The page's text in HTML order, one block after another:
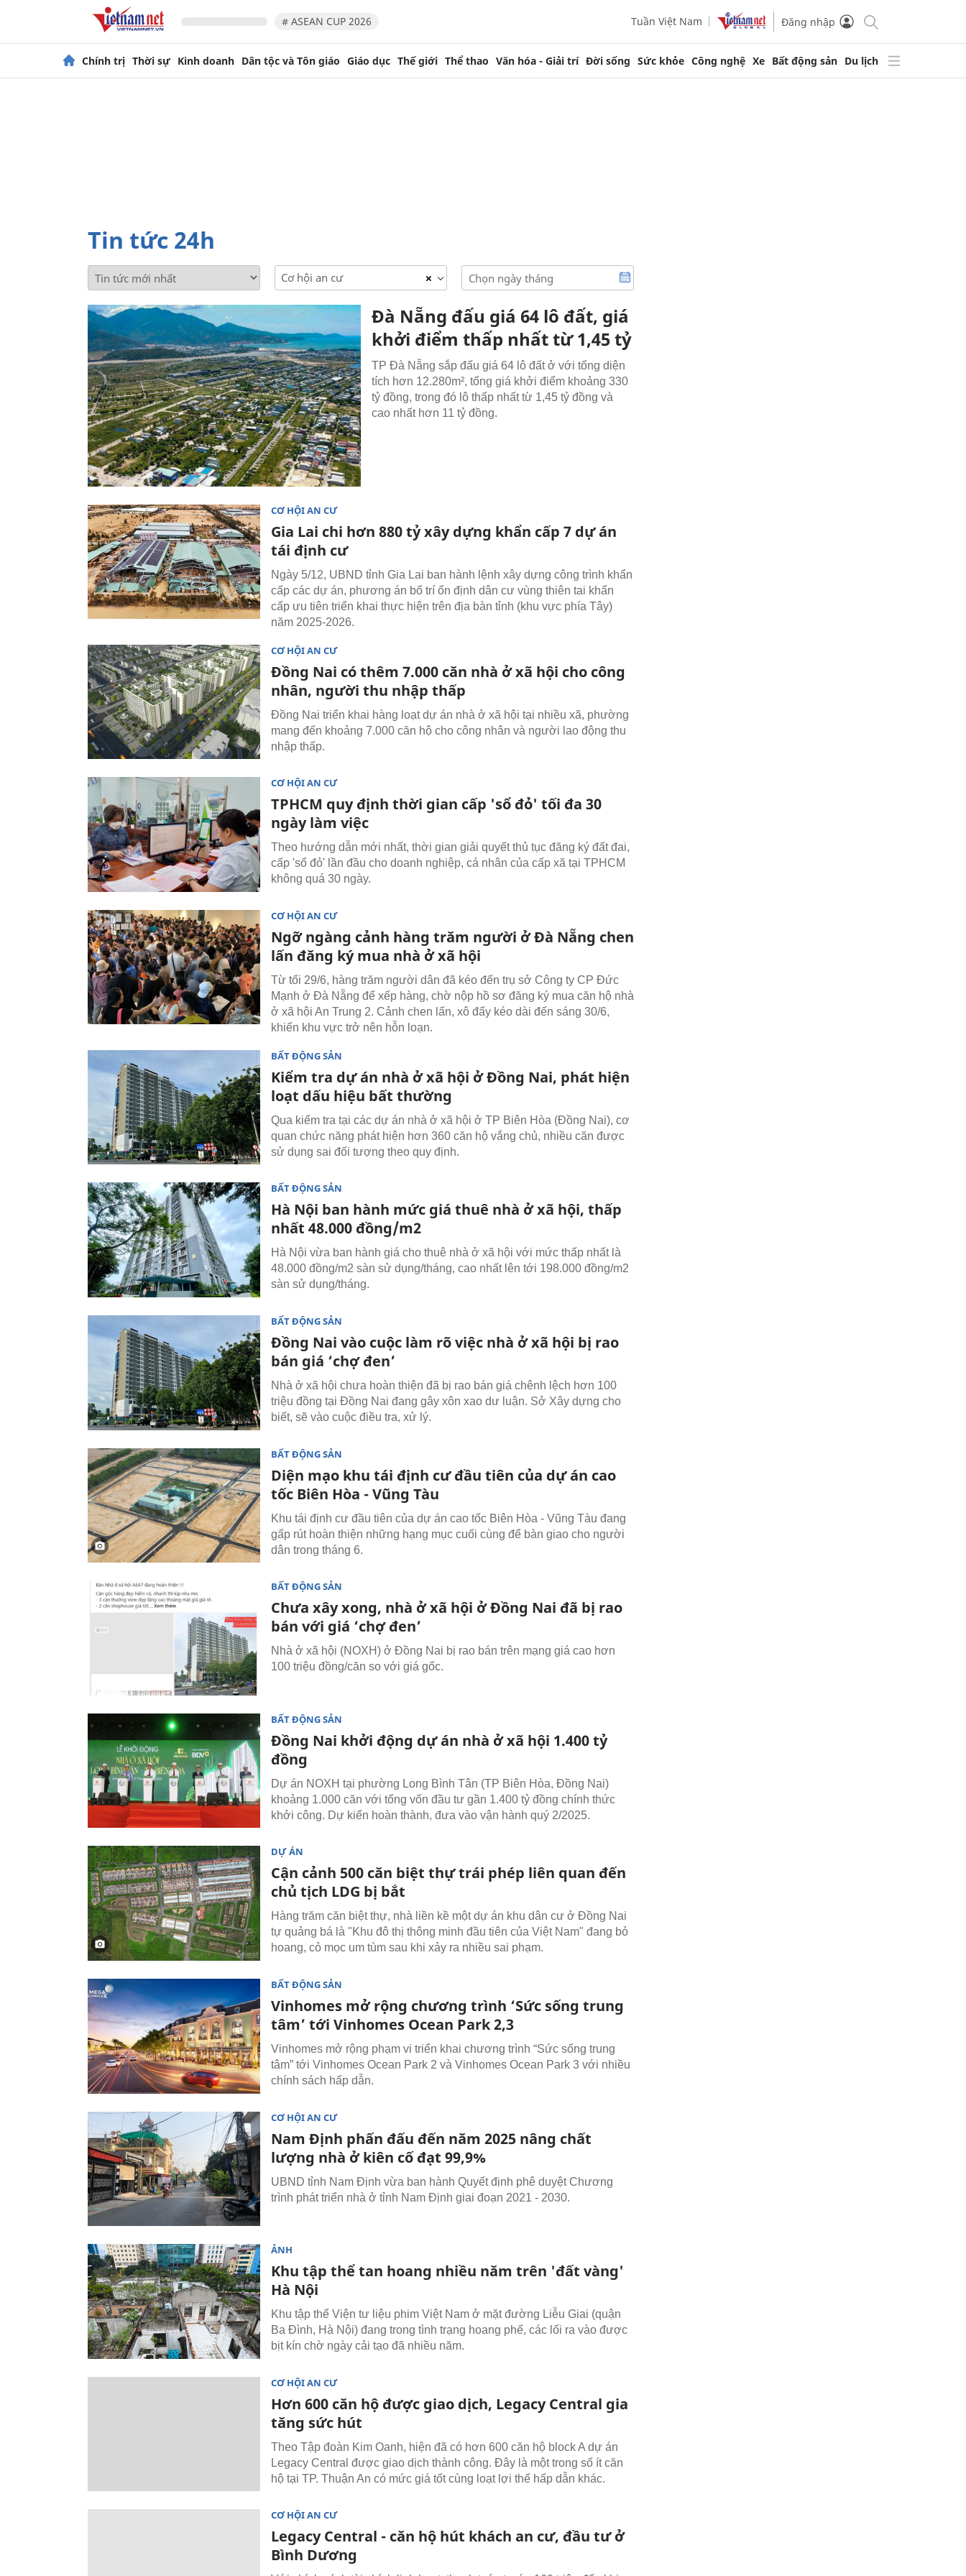
# ASEAN CUP 2026 Tuần Việt Nam Đăng nhập
Chính trị Thời sự Kinh doanh Dân tộc và Tôn giáo Giáo dục Thế giới Thể thao Văn hóa - Giải trí Đời sống Sức khỏe Công nghệ Xe Bất động sản Du lịch
Tin tức 24h
×
Cơ hội an cư
Đà Nẵng đấu giá 64 lô đất, giá
khởi điểm thấp nhất từ 1,45 tỷ
TP Đà Nẵng sắp đấu giá 64 lô đất ở với tổng diện
tích hơn 12.280m², tổng giá khởi điểm khoảng 330
tỷ đồng, trong đó lô thấp nhất từ 1,45 tỷ đồng và
cao nhất hơn 11 tỷ đồng.
CƠ HỘI AN CƯ
Gia Lai chi hơn 880 tỷ xây dựng khẩn cấp 7 dự án
tái định cư
Ngày 5/12, UBND tỉnh Gia Lai ban hành lệnh xây dựng công trình khẩn
cấp các dự án, phương án bố trí ổn định dân cư vùng thiên tai khẩn
cấp ưu tiên triển khai thực hiện trên địa bàn tỉnh (khu vực phía Tây)
năm 2025-2026.
CƠ HỘI AN CƯ
Đồng Nai có thêm 7.000 căn nhà ở xã hội cho công
nhân, người thu nhập thấp
Đồng Nai triển khai hàng loạt dự án nhà ở xã hội tại nhiều xã, phường
mang đến khoảng 7.000 căn hộ cho công nhân và người lao động thu
nhập thấp.
CƠ HỘI AN CƯ
TPHCM quy định thời gian cấp 'sổ đỏ' tối đa 30
ngày làm việc
Theo hướng dẫn mới nhất, thời gian giải quyết thủ tục đăng ký đất đai,
cấp 'sổ đỏ' lần đầu cho doanh nghiệp, cá nhân của cấp xã tại TPHCM
không quá 30 ngày.
CƠ HỘI AN CƯ
Ngỡ ngàng cảnh hàng trăm người ở Đà Nẵng chen
lấn đăng ký mua nhà ở xã hội
Từ tối 29/6, hàng trăm người dân đã kéo đến trụ sở Công ty CP Đức
Mạnh ở Đà Nẵng để xếp hàng, chờ nộp hồ sơ đăng ký mua căn hộ nhà
ở xã hội An Trung 2. Cảnh chen lấn, xô đẩy kéo dài đến sáng 30/6,
khiến khu vực trở nên hỗn loạn.
BẤT ĐỘNG SẢN
Kiểm tra dự án nhà ở xã hội ở Đồng Nai, phát hiện
loạt dấu hiệu bất thường
Qua kiểm tra tại các dự án nhà ở xã hội ở TP Biên Hòa (Đồng Nai), cơ
quan chức năng phát hiện hơn 360 căn hộ vắng chủ, nhiều căn được
sử dụng sai đối tượng theo quy định.
BẤT ĐỘNG SẢN
Hà Nội ban hành mức giá thuê nhà ở xã hội, thấp
nhất 48.000 đồng/m2
Hà Nội vừa ban hành giá cho thuê nhà ở xã hội với mức thấp nhất là
48.000 đồng/m2 sàn sử dụng/tháng, cao nhất lên tới 198.000 đồng/m2
sàn sử dụng/tháng.
BẤT ĐỘNG SẢN
Đồng Nai vào cuộc làm rõ việc nhà ở xã hội bị rao
bán giá ‘chợ đen’
Nhà ở xã hội chưa hoàn thiện đã bị rao bán giá chênh lệch hơn 100
triệu đồng tại Đồng Nai đang gây xôn xao dư luận. Sở Xây dựng cho
biết, sẽ vào cuộc điều tra, xử lý.
BẤT ĐỘNG SẢN
Diện mạo khu tái định cư đầu tiên của dự án cao
tốc Biên Hòa - Vũng Tàu
Khu tái định cư đầu tiên của dự án cao tốc Biên Hòa - Vũng Tàu đang
gấp rút hoàn thiện những hạng mục cuối cùng để bàn giao cho người
dân trong tháng 6.
BẤT ĐỘNG SẢN
Chưa xây xong, nhà ở xã hội ở Đồng Nai đã bị rao
bán với giá ‘chợ đen’
Nhà ở xã hội (NOXH) ở Đồng Nai bị rao bán trên mạng giá cao hơn
100 triệu đồng/căn so với giá gốc.
BẤT ĐỘNG SẢN
Đồng Nai khởi động dự án nhà ở xã hội 1.400 tỷ
đồng
Dự án NOXH tại phường Long Bình Tân (TP Biên Hòa, Đồng Nai)
khoảng 1.000 căn với tổng vốn đầu tư gần 1.400 tỷ đồng chính thức
khởi công. Dự kiến hoàn thành, đưa vào vận hành quý 2/2025.
DỰ ÁN
Cận cảnh 500 căn biệt thự trái phép liên quan đến
chủ tịch LDG bị bắt
Hàng trăm căn biệt thự, nhà liền kề một dự án khu dân cư ở Đồng Nai
tự quảng bá là "Khu đô thị thông minh đầu tiên của Việt Nam" đang bỏ
hoang, cỏ mọc um tùm sau khi xảy ra nhiều sai phạm.
BẤT ĐỘNG SẢN
Vinhomes mở rộng chương trình ‘Sức sống trung
tâm’ tới Vinhomes Ocean Park 2,3
Vinhomes mở rộng phạm vi triển khai chương trình “Sức sống trung
tâm” tới Vinhomes Ocean Park 2 và Vinhomes Ocean Park 3 với nhiều
chính sách hấp dẫn.
CƠ HỘI AN CƯ
Nam Định phấn đấu đến năm 2025 nâng chất
lượng nhà ở kiên cố đạt 99,9%
UBND tỉnh Nam Định vừa ban hành Quyết định phê duyệt Chương
trình phát triển nhà ở tỉnh Nam Định giai đoạn 2021 - 2030.
ẢNH
Khu tập thể tan hoang nhiều năm trên 'đất vàng'
Hà Nội
Khu tập thể Viện tư liệu phim Việt Nam ở mặt đường Liễu Giai (quận
Ba Đình, Hà Nội) đang trong tình trạng hoang phế, các lối ra vào được
bịt kín chờ ngày cải tạo đã nhiều năm.
CƠ HỘI AN CƯ
Hơn 600 căn hộ được giao dịch, Legacy Central gia
tăng sức hút
Theo Tập đoàn Kim Oanh, hiện đã có hơn 600 căn hộ block A dự án
Legacy Central được giao dịch thành công. Đây là một trong số ít căn
hộ tại TP. Thuận An có mức giá tốt cùng loạt lợi thế hấp dẫn khác.
CƠ HỘI AN CƯ
Legacy Central - căn hộ hút khách an cư, đầu tư ở
Bình Dương